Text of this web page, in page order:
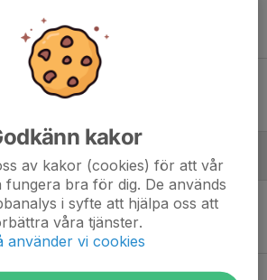
FK - IFK Stocksund
FK - Intern träningsmatch
BP
FF Matchkamp - Apollon Solna FK
kakor
av kakor (cookies) för att vår
fungera bra för dig. De används
i syfte att hjälpa oss att
våra tjänster.
använder vi cookies